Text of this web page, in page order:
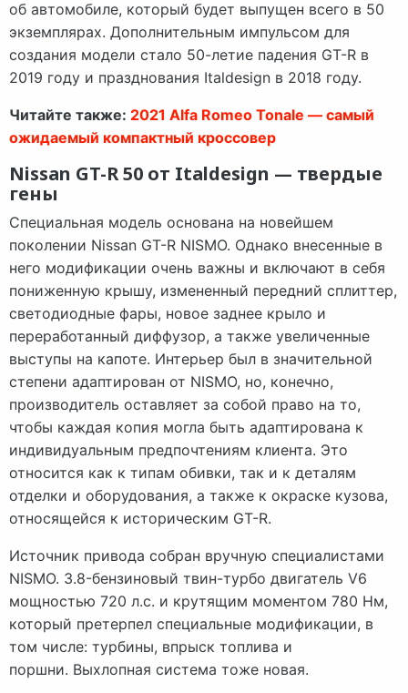
об автомобиле, который будет выпущен всего в 50
экземплярах. Дополнительным импульсом для
создания модели стало 50-летие падения GT-R в
2019 году и празднования Italdesign в 2018 году.
Читайте также: 2021 Alfa Romeo Tonale — самый
ожидаемый компактный кроссовер
Nissan GT-R 50 от Italdesign — твердые
гены
Специальная модель основана на новейшем
поколении Nissan GT-R NISMO. Однако внесенные в
него модификации очень важны и включают в себя
пониженную крышу, измененный передний сплиттер,
светодиодные фары, новое заднее крыло и
переработанный диффузор, а также увеличенные
выступы на капоте. Интерьер был в значительной
степени адаптирован от NISMO, но, конечно,
производитель оставляет за собой право на то,
чтобы каждая копия могла быть адаптирована к
индивидуальным предпочтениям клиента. Это
относится как к типам обивки, так и к деталям
отделки и оборудования, а также к окраске кузова,
относящейся к историческим GT-R.
Источник привода собран вручную специалистами
NISMO. 3.8-бензиновый твин-турбо двигатель V6
мощностью 720 л.с. и крутящим моментом 780 Нм,
который претерпел специальные модификации, в
том числе: турбины, впрыск топлива и
поршни. Выхлопная система тоже новая.